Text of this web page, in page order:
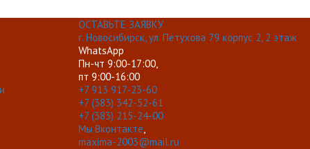
ОСТАВЬТЕ ЗАЯВКУ
г. Новосибирск, ул. Петухова 79 корпус 2, 2 этаж
WhatsApp
Пн-чт 9:00-17:00,
пт 9:00-16:00
+7 913 917-23-60
+7 (383) 342-52-61
+7 (383) 215-24-00
Мы Вконтакте,
maxima-2003@mail.ru